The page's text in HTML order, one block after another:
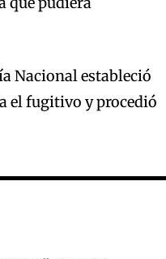
Nacional estableció
el fugitivo y procedió